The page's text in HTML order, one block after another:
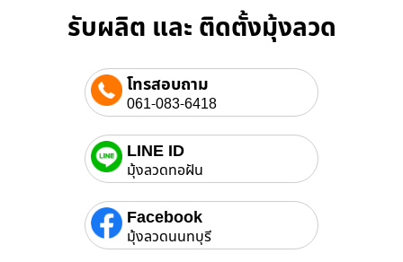
รับผลิต และ ติดตั้งมุ้งลวด
โทรสอบถาม
061-083-6418
LINE ID
มุ้งลวดทอฝัน
Facebook
มุ้งลวดนนทบุรี